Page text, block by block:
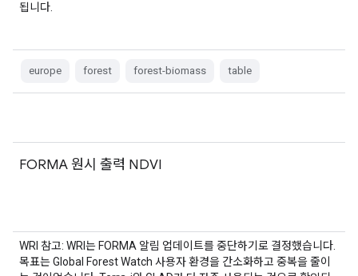
됩니다.
europe forest forest-biomass table
FORMA 원시 출력 NDVI
WRI 참고: WRI는 FORMA 알림 업데이트를 중단하기로 결정했습니다.
목표는 Global Forest Watch 사용자 환경을 간소화하고 중복을 줄이